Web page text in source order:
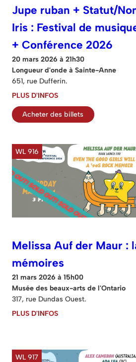
Jupe ruban + Statut/
Iris : Festival de
+ Conférence 2026
20 mars 2026 à 21h30
Longueur d'onde à Sainte-Anne
651, rue Dufferin.
PLUS D'INFOS
Acheter des billets
WL 916
Melissa Auf der Maur :
mémoires
21 mars 2026 à 15h00
Musée des beaux-arts de l'Ontario
317, rue Dundas Ouest.
PLUS D'INFOS
WL 917